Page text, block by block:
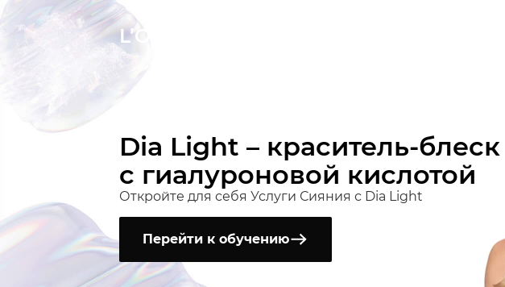
L’ORÉAL АКАДЕМИЯ
Dia Light – краситель-блеск
с гиалуроновой кислотой
Откройте для себя Услуги Сияния с Dia Light
Перейти к обучению